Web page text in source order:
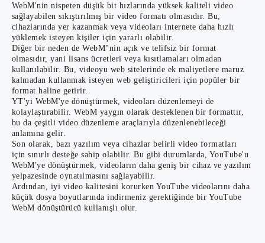
WebM'nin nispeten düşük bit hızlarında yüksek kaliteli video
sağlayabilen sıkıştırılmış bir video formatı olmasıdır. Bu,
cihazlarında yer kazanmak veya videoları internete daha hızlı
yüklemek isteyen kişiler için yararlı olabilir.
Diğer bir neden de WebM"nin açık ve telifsiz bir format
olmasıdır, yani lisans ücretleri veya kısıtlamaları olmadan
kullanılabilir. Bu, videoyu web sitelerinde ek maliyetlere maruz
kalmadan kullanmak isteyen web geliştiricileri için popüler bir
format haline getirir.
YT'yi WebM'ye dönüştürmek, videoları düzenlemeyi de
kolaylaştırabilir. WebM yaygın olarak desteklenen bir formattır,
bu da çeşitli video düzenleme araçlarıyla düzenlenebileceği
anlamına gelir.
Son olarak, bazı yazılım veya cihazlar belirli video formatları
için sınırlı desteğe sahip olabilir. Bu gibi durumlarda, YouTube'u
WebM'ye dönüştürmek, videoların daha geniş bir cihaz ve yazılım
yelpazesinde oynatılmasını sağlayabilir.
Ardından, iyi video kalitesini korurken YouTube videolarını daha
küçük dosya boyutlarında indirmeniz gerektiğinde bir YouTube
WebM dönüştürücü kullanışlı olur.